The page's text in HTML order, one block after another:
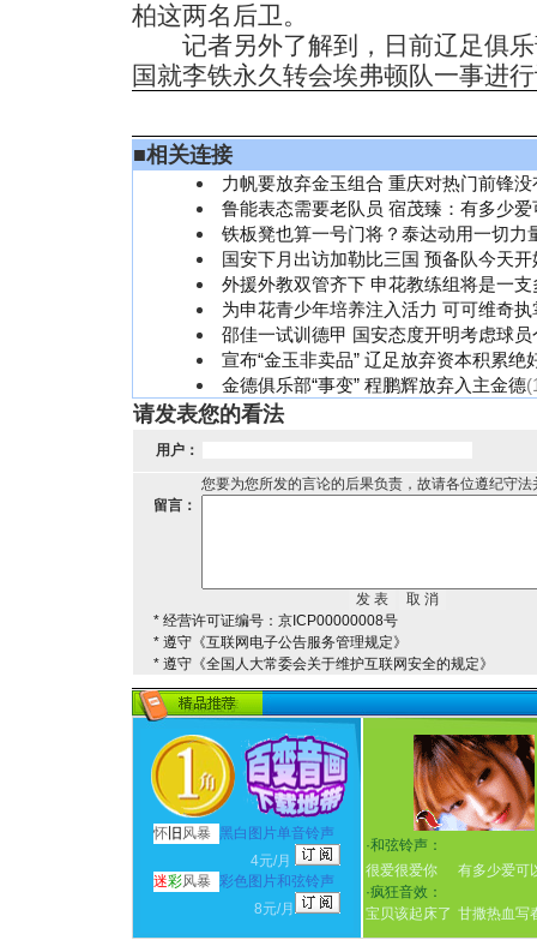
柏这两名后卫。
记者另外了解到，日前辽足俱乐
国就李铁永久转会埃弗顿队一事进
■相关连接
力帆要放弃金玉组合 重庆对热门前锋
鲁能表态需要老队员 宿茂臻：有多少
铁板凳也算一号门将？泰达动用一切力
国安下月出访加勒比三国 预备队今天
外援外教双管齐下 申花教练组将是一
为申花青少年培养注入活力 可可维奇执
邵佳一试训德甲 国安态度开明考虑球
宣布“金玉非卖品” 辽足放弃资本积累绝
金德俱乐部“事变” 程鹏辉放弃入主金德
请发表您的看法
用户：
您要为您所发的言论的后果负责，故请各位遵纪守
留言：
* 经营许可证编号：京ICP00000008号
* 遵守《互联网电子公告服务管理规定》
* 遵守《全国人大常委会关于维护互联网安全的规定》
怀 旧 风暴
黑白图片单音铃声
4元/月
迷彩风暴 彩色图片和弦铃声
8元/月
·和弦铃声：
很爱很爱你
有多少爱可
·疯狂音效：
宝贝该起床了 甘撒热血写